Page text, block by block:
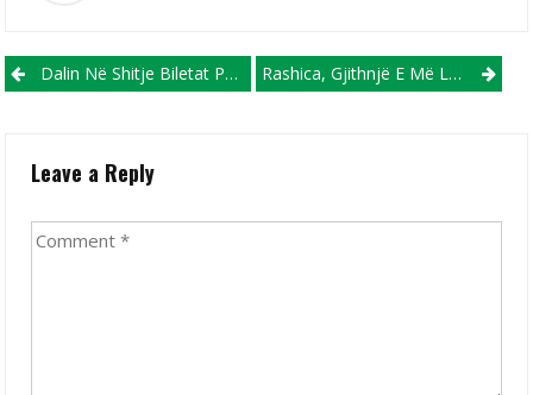
Post navigation
Dalin Në Shitje Biletat Për Ndeshjen, Shkëndija-Qarabag Rashica, Gjithnjë E Më Larg Beshiktashit!
Leave a Reply